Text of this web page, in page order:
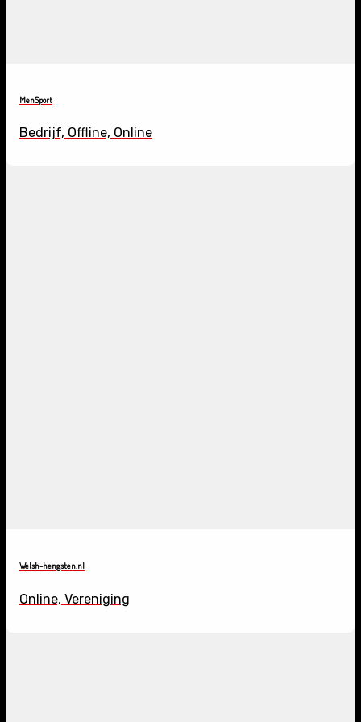
MenSport
Bedrijf, Offline, Online
Welsh-hengsten.nl
Online, Vereniging